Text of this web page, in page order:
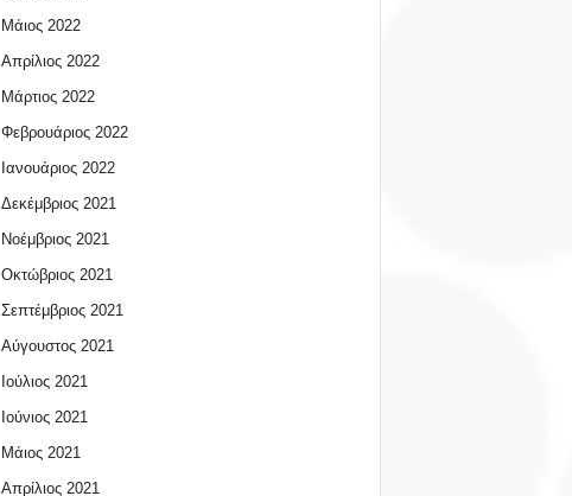
Μάιος 2022
Απρίλιος 2022
Μάρτιος 2022
Φεβρουάριος 2022
Ιανουάριος 2022
Δεκέμβριος 2021
Νοέμβριος 2021
Οκτώβριος 2021
Σεπτέμβριος 2021
Αύγουστος 2021
Ιούλιος 2021
Ιούνιος 2021
Μάιος 2021
Απρίλιος 2021